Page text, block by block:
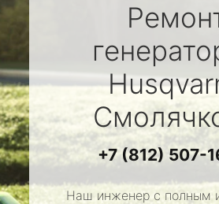
+7 (812) 507-
Наш инженер с полным